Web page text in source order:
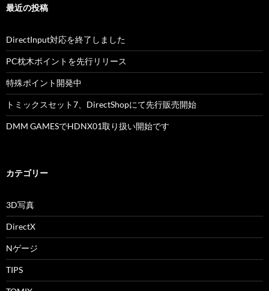
最近の投稿
DirectInput対応を終了しました
PC枕木ポイントを先行リリース
特殊ポイント開発中
トミックスセット7、DirectShopにて先行販売開始
DMM GAMESでHDNX01取り扱い開始です
カテゴリー
3D写真
DirectX
Nゲージ
TIPS